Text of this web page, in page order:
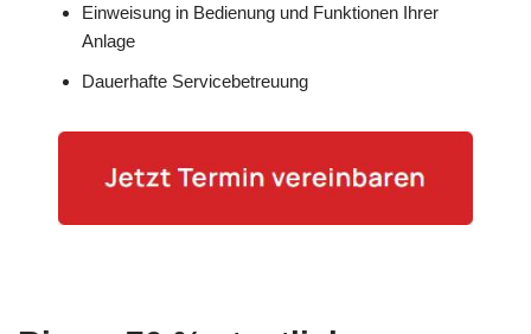
Einweisung in Bedienung und Funktionen Ihrer
Anlage
Dauerhafte Servicebetreuung